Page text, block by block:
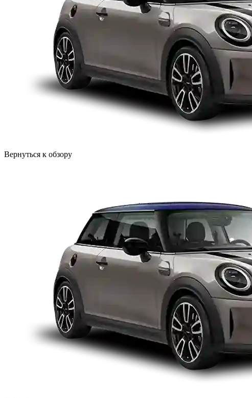
Вернуться к обзору